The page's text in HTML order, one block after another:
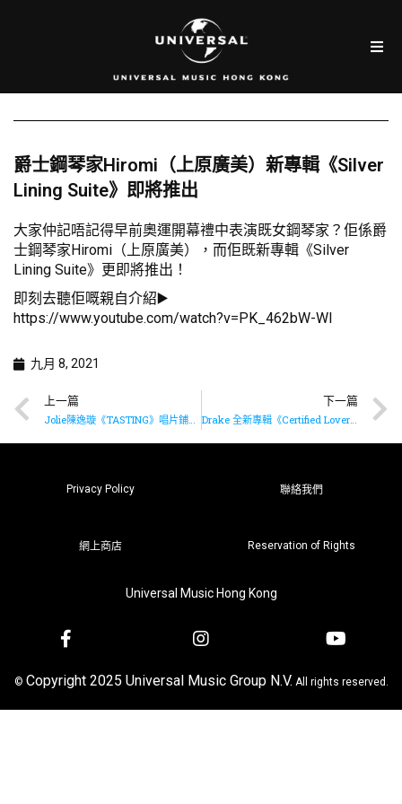
爵士鋼琴家Hiromi（上原廣美）新專輯《Silver
Lining Suite》即將推出
大家仲記唔記得早前奧運開幕禮中表演既女鋼琴家？佢係爵
士鋼琴家Hiromi（上原廣美），而佢既新專輯《Silver
Lining Suite》更即將推出！
即刻去聽佢嘅親自介紹▶️
https://www.youtube.com/watch?v=PK_462bW-WI
九月 8, 2021
上一篇
Jolie陳逸璇《TASTING》唱片鋪簽名活動花絮
下一篇
Drake 全新專輯《Certified Lover Boy》現已推出
Privacy Policy 聯絡我們
網上商店 Reservation of Rights
Universal Music Hong Kong
© Copyright 2025 Universal Music Group N.V. All rights reserved.